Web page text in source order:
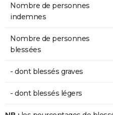
Nombre de personnes
indemnes
Nombre de personnes
blessées
- dont blessés graves
- dont blessés légers